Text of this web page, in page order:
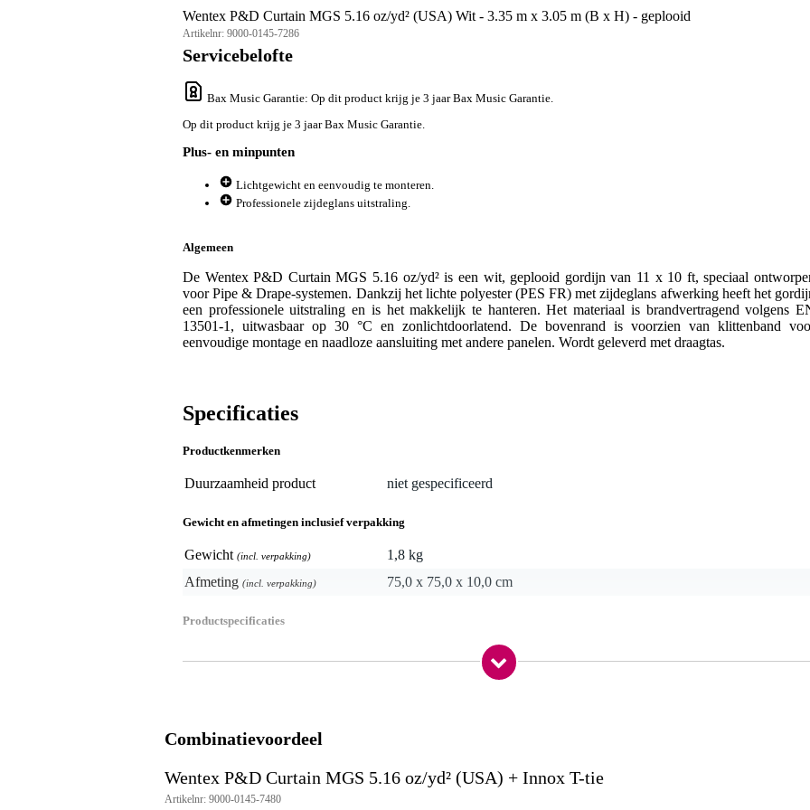
Wentex P&D Curtain MGS 5.16 oz/yd² (USA) Wit - 3.35 m x 3.05 m (B x H) - geplooid
Artikelnr: 9000-0145-7286
Servicebelofte
Bax Music Garantie: Op dit product krijg je 3 jaar Bax Music Garantie.
Op dit product krijg je 3 jaar Bax Music Garantie.
Plus- en minpunten
Lichtgewicht en eenvoudig te monteren.
Professionele zijdeglans uitstraling.
Algemeen
De Wentex P&D Curtain MGS 5.16 oz/yd² is een wit, geplooid gordijn van 11 x 10 ft, speciaal
voor Pipe & Drape-systemen. Dankzij het lichte polyester (PES FR) met zijdeglans afwerking heeft het
een professionele uitstraling en is het makkelijk te hanteren. Het materiaal is brandvertragend volgens
13501-1, uitwasbaar op 30 °C en zonlichtdoorlatend. De bovenrand is voorzien van klittenband
eenvoudige montage en naadloze aansluiting met andere panelen. Wordt geleverd met draagtas.
Specificaties
Productkenmerken
Duurzaamheid product niet gespecificeerd
Gewicht en afmetingen inclusief verpakking
Gewicht (incl. verpakking)
1,8 kg
Afmeting (incl. verpakking) 75,0 x 75,0 x 10,0 cm
Productspecificaties
materiaal: 100% polyester (PES FR)
afwerking: zijdeglans
gewicht stof: 175 g/m²
totaalgewicht: 1.79 kg
Combinatievoordeel
Wentex P&D Curtain MGS 5.16 oz/yd² (USA) + Innox T-tie
Artikelnr: 9000-0145-7480